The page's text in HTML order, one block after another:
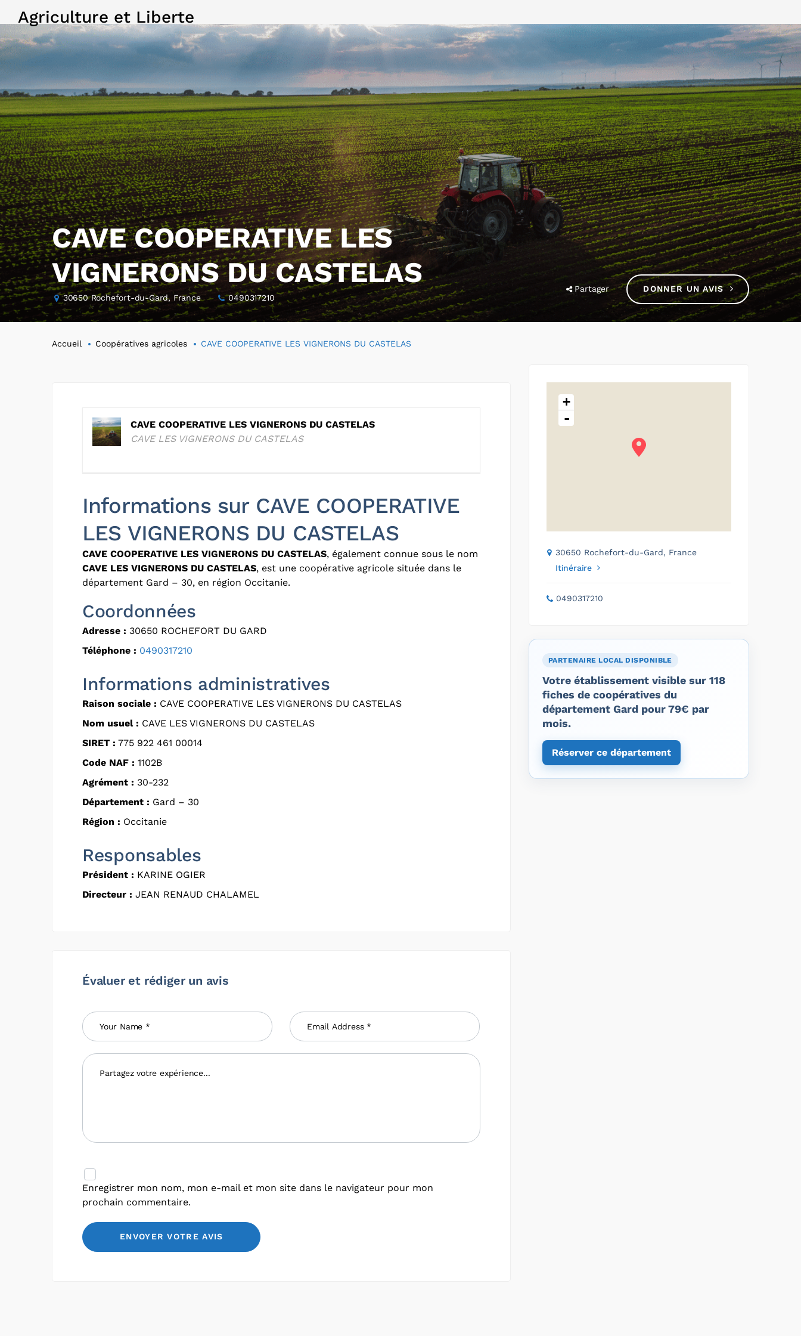
Agriculture et Liberte
CAVE COOPERATIVE LES
VIGNERONS DU CASTELAS
30650 Rochefort-du-Gard, France 0490317210
Partager DONNER UN AVIS
Accueil Coopératives agricoles CAVE COOPERATIVE LES VIGNERONS DU CASTELAS
CAVE COOPERATIVE LES VIGNERONS DU CASTELAS
CAVE LES VIGNERONS DU CASTELAS
Informations sur CAVE COOPERATIVE
LES VIGNERONS DU CASTELAS
CAVE COOPERATIVE LES VIGNERONS DU CASTELAS, également connue sous le nom
CAVE LES VIGNERONS DU CASTELAS, est une coopérative agricole située dans le
département Gard – 30, en région Occitanie.
Coordonnées
Adresse : 30650 ROCHEFORT DU GARD
Téléphone : 0490317210
Informations administratives
Raison sociale : CAVE COOPERATIVE LES VIGNERONS DU CASTELAS
Nom usuel : CAVE LES VIGNERONS DU CASTELAS
SIRET : 775 922 461 00014
Code NAF : 1102B
Agrément : 30-232
Département : Gard – 30
Région : Occitanie
Responsables
Président : KARINE OGIER
Directeur : JEAN RENAUD CHALAMEL
Évaluer et rédiger un avis
Enregistrer mon nom, mon e-mail et mon site dans le navigateur pour mon
prochain commentaire.
+
-
30650 Rochefort-du-Gard, France
Itinéraire
0490317210
PARTENAIRE LOCAL DISPONIBLE
Votre établissement visible sur 118
fiches de coopératives du
département Gard pour 79€ par
mois.
Réserver ce département